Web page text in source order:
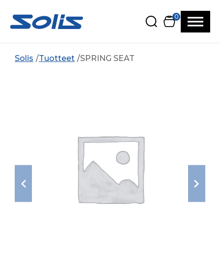
0
Solis Tuotteet SPRING SEAT